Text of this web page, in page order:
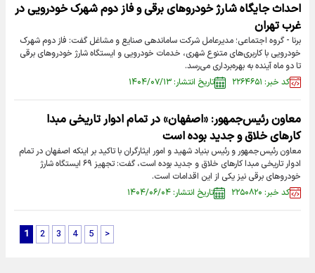
احداث جایگاه شارژ خودرو‌های برقی و فاز دوم شهرک خودرویی در
غرب تهران
برنا - گروه اجتماعی؛ مدیرعامل شرکت ساماندهی صنایع و مشاغل گفت: فاز دوم شهرک
خودرویی با کاربری‌های متنوع شهری، خدمات خودرویی و ایستگاه شارژ خودرو‌های برقی
تا دو ماه آینده به بهره‌برداری می‌رسد.
کد خبر: ۲۲۶۴۶۵۱
تاریخ انتشار: ۱۴۰۴/۰۷/۱۳
معاون رئیس‌جمهور: «اصفهان» در تمام ادوار تاریخی مبدا
کارهای خلاق و جدید بوده است
معاون رئیس‌جمهور و رئیس بنیاد شهید و امور ایثارگران با تاکید بر اینکه اصفهان در تمام
ادوار تاریخی مبدا کارهای خلاق و جدید بوده است، گفت: تجهیز ۶۹ ایستگاه شارژ
خودروهای برقی نیز یکی از این اقدامات است.
کد خبر: ۲۲۵۰۸۲۰
تاریخ انتشار: ۱۴۰۴/۰۶/۰۴
1 2 3 4 5 >